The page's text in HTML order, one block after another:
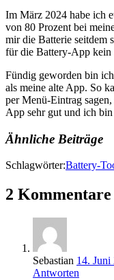
Im März 2024 habe ich
von 80 Prozent bei
mir die Batterie seitdem
für die Battery-App kein
Fündig geworden bin
als meine alte App. So
per Menü-Eintrag
App sehr gut und ich
Ähnliche Beiträge
Schlagwörter:Battery-
2
Sebastian 14.
Antworten